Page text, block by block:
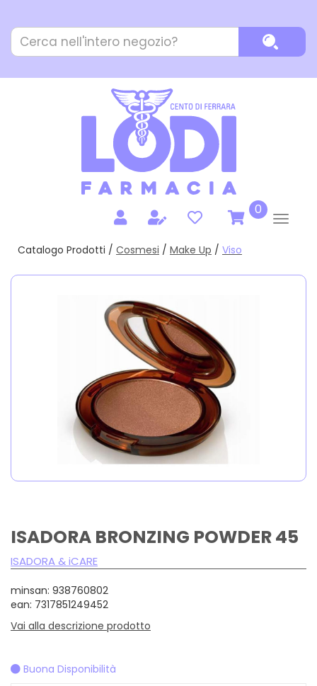
contenuto
principale
Cerca
Prodotto
0prodotti
inseriti
Catalogo Prodotti / Cosmesi / Make Up / Viso
ISADORA BRONZING POWDER 45
ISADORA & iCARE
minsan: 938760802
ean: 7317851249452
Vai alla descrizione prodotto
Buona Disponibilità